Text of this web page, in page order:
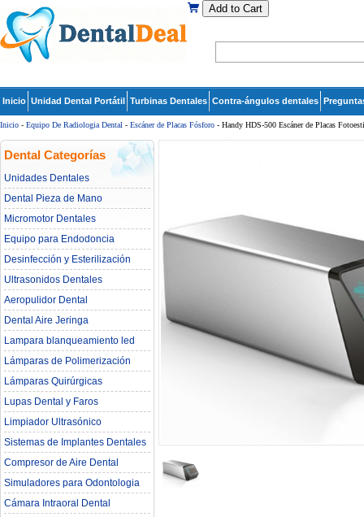
Add to Cart
Inicio Unidad Dental Portátil Turbinas Dentales Contra-ángulos dentales
Inicio - Equipo De Radiologia Dental‎ - Escáner de Placas Fósforo - Handy HDS-500 Escáner de Placas
Dental Categorías
Unidades Dentales
Dental Pieza de Mano
Micromotor Dentales
Equipo para Endodoncia
Desinfección y Esterilización
Ultrasonidos Dentales
Aeropulidor Dental
Dental Aire Jeringa
Lampara blanqueamiento led
dental
Lámparas de Polimerización
Lámparas Quirúrgicas
Lupas Dental y Faros
Limpiador Ultrasónico
Sistemas de Implantes Dentales
Compresor de Aire Dental
Simuladores para Odontologia
Cámara Intraoral Dental